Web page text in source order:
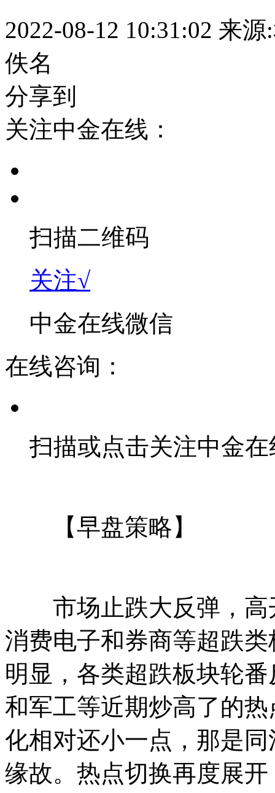
2022-08-12 10:31:02 来源
佚名
分享到
关注中金在线：
扫描二维码
关注√
中金在线微信
在线咨询：
扫描或点击关注中金
【早盘策略】
市场止跌大反弹，高
消费电子和券商等超跌
明显，各类超跌板块轮
和军工等近期炒高了的
化相对还小一点，那是
缘故。热点切换再度展